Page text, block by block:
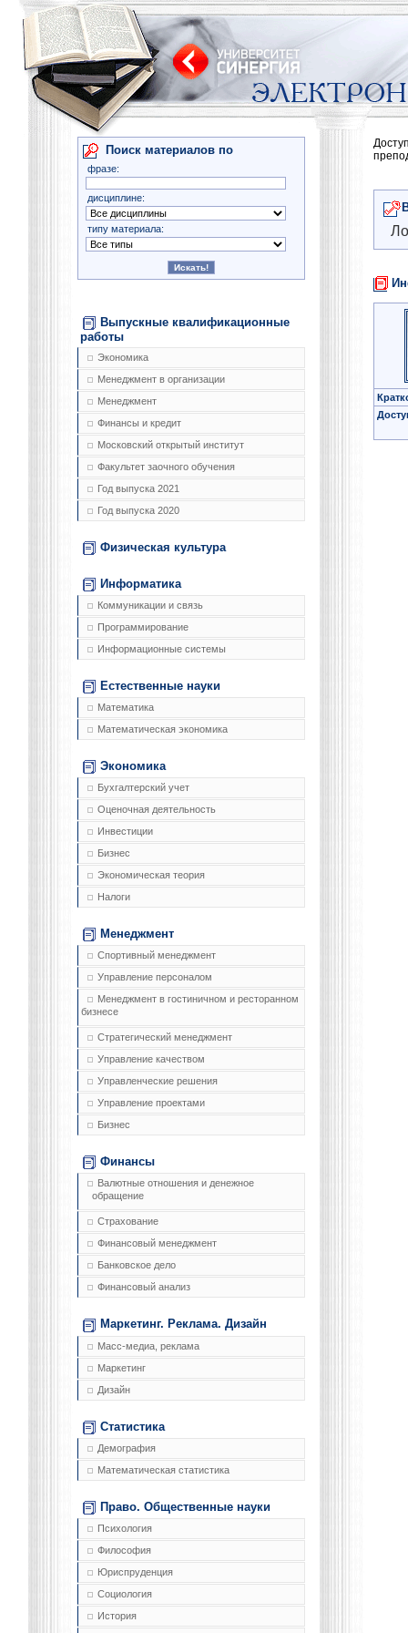
Поиск материалов по
фразе:
дисциплине:
типу материала:
Выпускные квалификационные
работы
Экономика
Менеджмент в организации
Менеджмент
Финансы и кредит
Московский открытый институт
Факультет заочного обучения
Год выпуска 2021
Год выпуска 2020
Физическая культура
Информатика
Коммуникации и связь
Программирование
Информационные системы
Естественные науки
Математика
Математическая экономика
Экономика
Бухгалтерский учет
Оценочная деятельность
Инвестиции
Бизнес
Экономическая теория
Налоги
Менеджмент
Спортивный менеджмент
Управление персоналом
Менеджмент в гостиничном и ресторанном
бизнесе
Стратегический менеджмент
Управление качеством
Управленческие решения
Управление проектами
Бизнес
Финансы
Валютные отношения и денежное
обращение
Страхование
Финансовый менеджмент
Банковское дело
Финансовый анализ
Маркетинг. Реклама. Дизайн
Масс-медиа, реклама
Маркетинг
Дизайн
Статистика
Демография
Математическая статистика
Право. Общественные науки
Психология
Философия
Юриспруденция
Социология
История